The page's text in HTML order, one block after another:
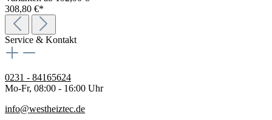
308,80 €*
Service & Kontakt
0231 - 84165624
Mo-Fr, 08:00 - 16:00 Uhr
info@westheiztec.de